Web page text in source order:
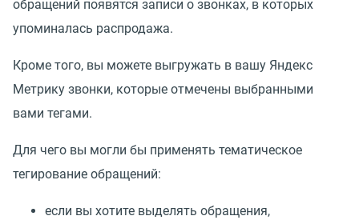
обращений появятся записи о звонках, в которых
упоминалась распродажа.
Кроме того, вы можете выгружать в вашу Яндекс
Метрику звонки, которые отмечены выбранными
вами тегами.
Для чего вы могли бы применять тематическое
тегирование обращений:
если вы хотите выделять обращения,